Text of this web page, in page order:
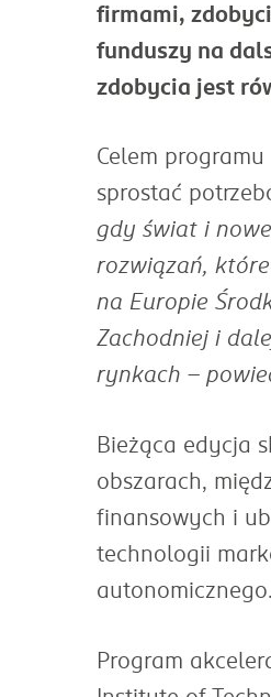
firmami,
funduszy na
zdobycia jest
Celem programu
sprostać
gdy świat i
rozwiązań,
na Europie
Zachodniej i
rynkach –
Bieżąca edycja
obszarach,
finansowych i
technologii
autonomicznego.
Program